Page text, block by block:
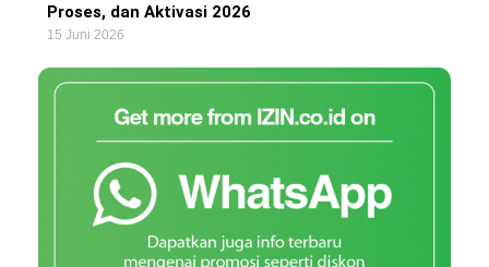
Proses, dan Aktivasi 2026
15 Juni 2026